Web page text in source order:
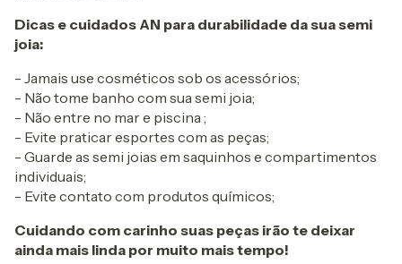
Dicas e cuidados AN para durabilidade da sua semi
joia:
- Jamais use cosméticos sob os acessórios;
- Não tome banho com sua semi joia;
- Não entre no mar e piscina ;
- Evite praticar esportes com as peças;
- Guarde as semi joias em saquinhos e compartimentos
individuais;
- Evite contato com produtos químicos;
Cuidando com carinho suas peças irão te deixar
ainda mais linda por muito mais tempo!